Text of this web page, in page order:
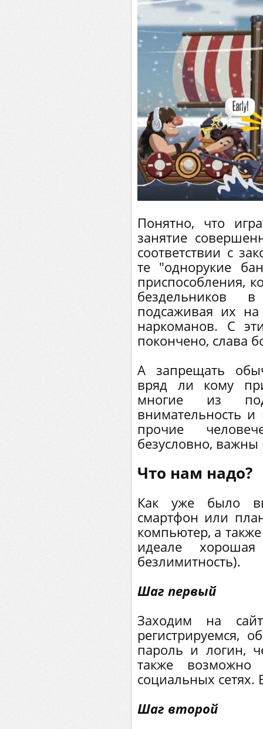
Понятно, что
занятие
соответствии с
те "однорукие
приспособления,
бездельников
подсаживая их на
наркоманов. С
покончено, слава
А запрещать
вряд ли кому
многие из
внимательность и
прочие
безусловно,
Что нам надо?
Как уже было
смартфон или
компьютер, а
идеале
безлимитность).
Шаг первый
Заходим на
регистрируемся,
пароль и логин,
также
социальных сетях.
Шаг второй